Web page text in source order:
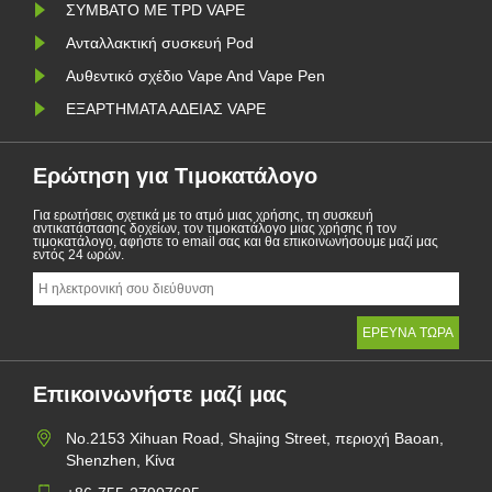
ΣΥΜΒΑΤΟ ΜΕ TPD VAPE
Ανταλλακτική συσκευή Pod
Αυθεντικό σχέδιο Vape And Vape Pen
ΕΞΑΡΤΗΜΑΤΑ ΑΔΕΙΑΣ VAPE
Ερώτηση για Τιμοκατάλογο
Για ερωτήσεις σχετικά με το ατμό μιας χρήσης, τη συσκευή
αντικατάστασης δοχείων, τον τιμοκατάλογο μιας χρήσης ή τον
τιμοκατάλογο, αφήστε το email σας και θα επικοινωνήσουμε μαζί μας
εντός 24 ωρών.
Επικοινωνήστε μαζί μας
No.2153 Xihuan Road, Shajing Street, περιοχή Baoan,
Shenzhen, Κίνα